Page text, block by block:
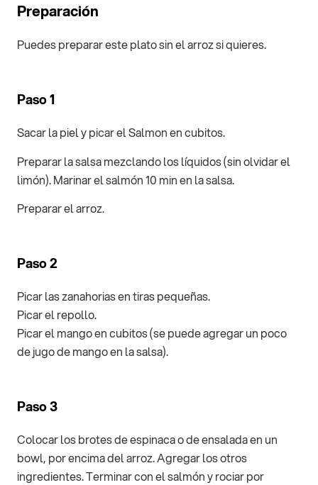
Preparación
Puedes preparar este plato sin el arroz si quieres.
Paso 1
Sacar la piel y picar el Salmon en cubitos.
Preparar la salsa mezclando los líquidos (sin olvidar el
limón). Marinar el salmón 10 min en la salsa.
Preparar el arroz.
Paso 2
Picar las zanahorias en tiras pequeñas.
Picar el repollo.
Picar el mango en cubitos (se puede agregar un poco
de jugo de mango en la salsa).
Paso 3
Colocar los brotes de espinaca o de ensalada en un
bowl, por encima del arroz. Agregar los otros
ingredientes. Terminar con el salmón y rociar por